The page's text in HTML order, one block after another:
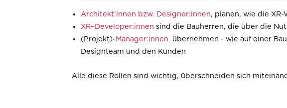
Architekt:innen bzw. Designer:innen, planen, wie die XR-
XR–Developer:innen sind die Bauherren, die über die
(Projekt)- Manager:innen übernehmen - wie auf einer
Designteam und den Kunden
Alle diese Rollen sind wichtig, überschneiden sich